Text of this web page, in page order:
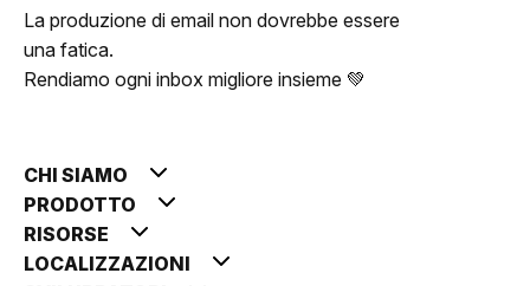
La produzione di email non dovrebbe essere
una fatica.
Rendiamo ogni inbox migliore insieme 💚
CHI SIAMO
PRODOTTO
RISORSE
LOCALIZZAZIONI